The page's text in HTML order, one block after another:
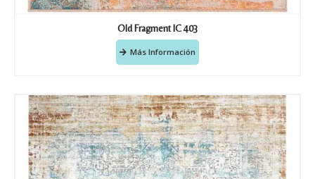
Old Fragment IC 403
Más Información